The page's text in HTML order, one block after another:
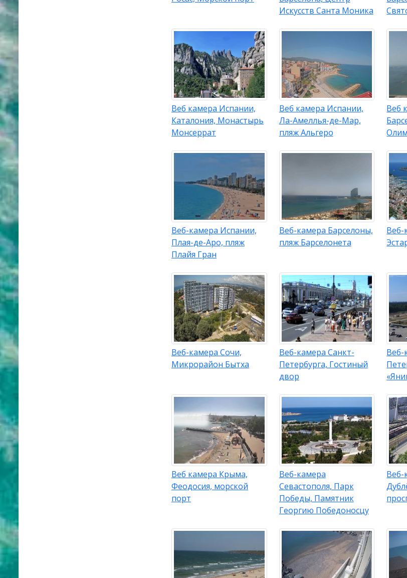
Искусств Санта Моника
Веб камера Испании,
Каталония, Монастырь
Монсеррат
Веб камера Испании,
Ла-Амеллья-де-Мар,
пляж Альгеро
Веб
Веб-камера Испании,
Плая-де-Аро, пляж
Плайя Гран
Веб-камера Барселоны,
пляж Барселонета
Веб-
Веб-камера Сочи,
Микрорайон Бытха
Веб-камера Санкт-
Петербурга, Гостиный
двор
Веб-
Веб камера Крыма,
Феодосия, морской
порт
Веб-камера
Севастополя, Парк
Победы, Памятник
Георгию Победоносцу
Веб-